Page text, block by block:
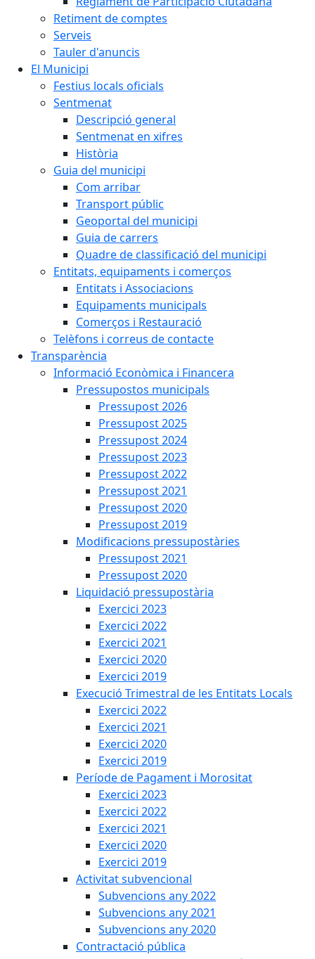
Retiment de comptes
Serveis
Tauler d'anuncis
El Municipi
Festius locals oficials
Sentmenat
Descripció general
Sentmenat en xifres
Història
Guia del municipi
Com arribar
Transport públic
Geoportal del municipi
Guia de carrers
Quadre de classificació del municipi
Entitats, equipaments i comerços
Entitats i Associacions
Equipaments municipals
Comerços i Restauració
Telèfons i correus de contacte
Transparència
Informació Econòmica i Financera
Pressupostos municipals
Pressupost 2026
Pressupost 2025
Pressupost 2024
Pressupost 2023
Pressupost 2022
Pressupost 2021
Pressupost 2020
Pressupost 2019
Modificacions pressupostàries
Pressupost 2021
Pressupost 2020
Liquidació pressupostària
Exercici 2023
Exercici 2022
Exercici 2021
Exercici 2020
Exercici 2019
Execució Trimestral de les Entitats Locals
Exercici 2022
Exercici 2021
Exercici 2020
Exercici 2019
Període de Pagament i Morositat
Exercici 2023
Exercici 2022
Exercici 2021
Exercici 2020
Exercici 2019
Activitat subvencional
Subvencions any 2022
Subvencions any 2021
Subvencions any 2020
Contractació pública